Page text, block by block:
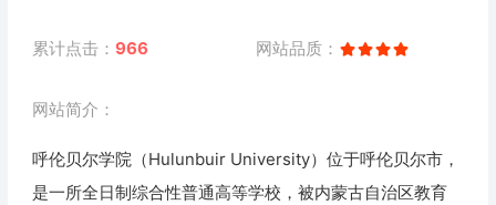
累计点击： 966 网站品质：
网站简介：
呼伦贝尔学院（Hulunbuir University）位于呼伦贝尔市，
是一所全日制综合性普通高等学校，被内蒙古自治区教育